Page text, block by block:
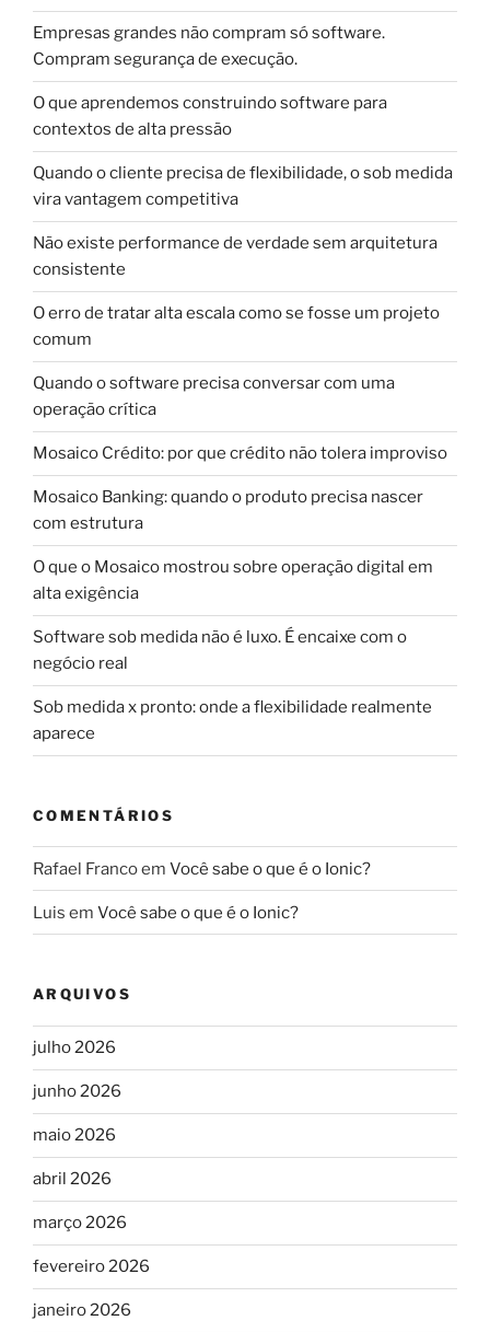
Empresas grandes não compram só software.
Compram segurança de execução.
O que aprendemos construindo software para
contextos de alta pressão
Quando o cliente precisa de flexibilidade, o sob medida
vira vantagem competitiva
Não existe performance de verdade sem arquitetura
consistente
O erro de tratar alta escala como se fosse um projeto
comum
Quando o software precisa conversar com uma
operação crítica
Mosaico Crédito: por que crédito não tolera improviso
Mosaico Banking: quando o produto precisa nascer
com estrutura
O que o Mosaico mostrou sobre operação digital em
alta exigência
Software sob medida não é luxo. É encaixe com o
negócio real
Sob medida x pronto: onde a flexibilidade realmente
aparece
COMENTÁRIOS
Rafael Francoem Você sabe o que é o Ionic?
Luis em Você sabe o que é o Ionic?
ARQUIVOS
julho 2026
junho 2026
maio 2026
abril 2026
março 2026
fevereiro 2026
janeiro 2026